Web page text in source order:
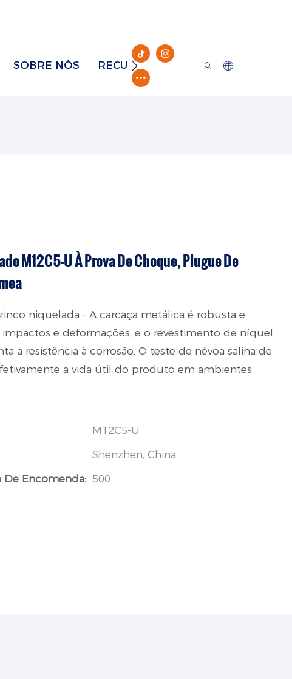
SOBRE NÓS RECURSO CONTATO
M12C5-U À Prova De Choque, Plugue De
niquelada - A carcaça metálica é robusta e
impactos e deformações, e o revestimento de níquel
a resistência à corrosão. O teste de névoa salina de
a vida útil do produto em ambientes
M12C5-U
Shenzhen, China
Encomenda: 500